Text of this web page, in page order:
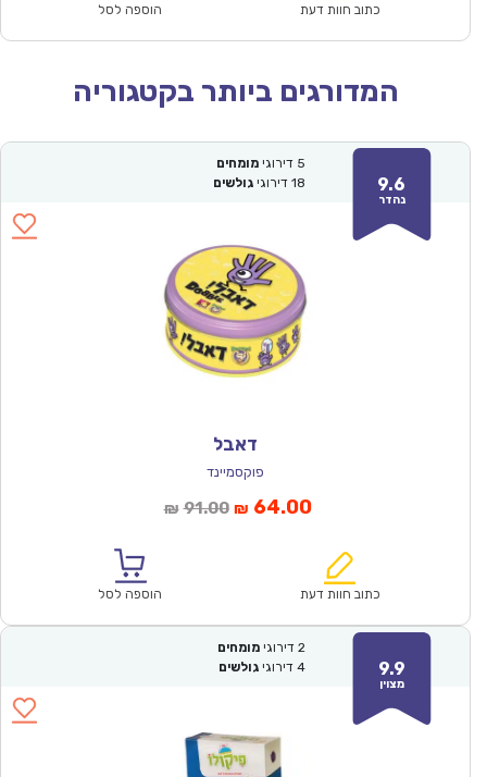
₪60.00.
כתוב חוות דעת הוספה לסל
המדורגים ביותר בקטגוריה
9.6
נהדר
5 דירוגי מומחים
18 דירוגי גולשים
דאבל
פוקסמיינד
₪ 91.00המחיר
₪91.00.
₪ 64.00המחיר
הוא:
כתוב חוות דעת הוספה לסל
9.9
מצוין
2 דירוגי מומחים
4 דירוגי גולשים